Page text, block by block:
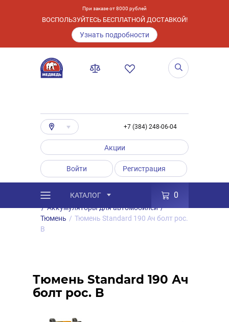
При заказе от 8000 рублей
ВОСПОЛЬЗУЙТЕСЬ БЕСПЛАТНОЙ ДОСТАВКОЙ!
Узнать подробности
+7 (384) 248-06-04
Акции
Войти Регистрация
КАТАЛОГ 0
Каталог / Товары
Аккумуляторы
/ Аккумуляторы для автомобилей /
Тюмень / Тюмень Standard 190 Ач болт рос.
B
Тюмень Standard 190 Ач
болт рос. B